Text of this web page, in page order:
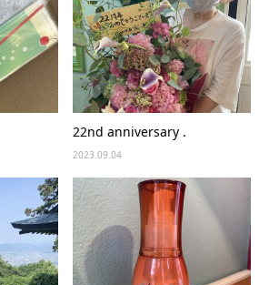
22nd anniversary .
2023.09.04